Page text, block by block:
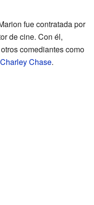
fue contratada por
de cine. Con él,
comediantes como
Charley Chase.